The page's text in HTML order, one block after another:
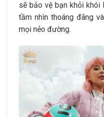
sẽ bảo vệ bạn khỏi khói
tầm nhìn thoáng đãng
mọi nẻo đường.